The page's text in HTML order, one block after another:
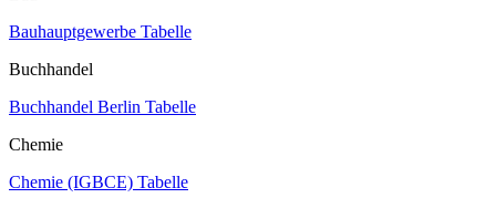
Bauhauptgewerbe Tabelle
Buchhandel
Buchhandel Berlin Tabelle
Chemie
Chemie (IGBCE) Tabelle